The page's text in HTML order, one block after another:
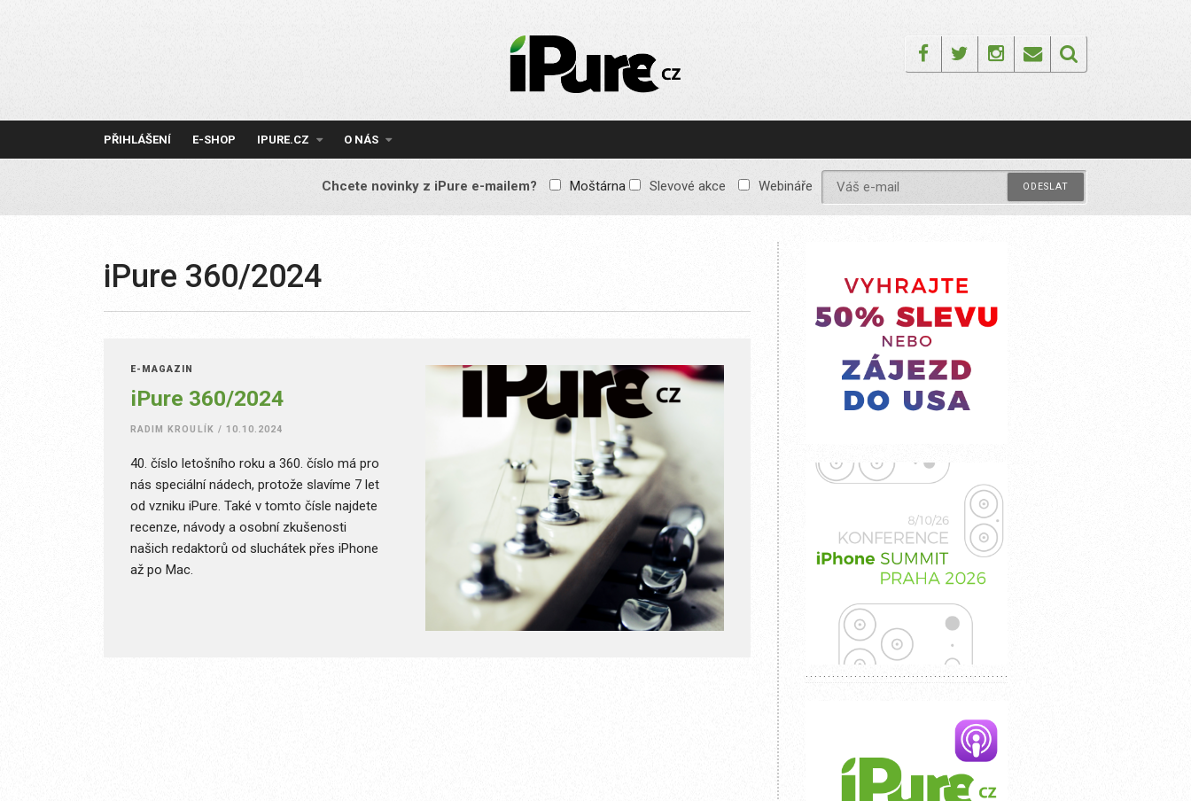
IPURE.CZ
Prémiový Apple e-
reklamy, žádné
obsah pro všechny
FacebookTwitterInstagram
Email
PŘIHLÁŠENÍ E-SHOP IPURE.CZ O NÁS
Chcete novinky z iPure e-mailem? Moštárna Slevové akce Webináře
iPure 360/2024
E-MAGAZÍN
iPure 360/2024
RADIM KROULÍK / 10.10.2024
40. číslo letošního roku a 360. číslo má pro
nás speciální nádech, protože slavíme 7 let
od vzniku iPure. Také v tomto čísle najdete
recenze, návody a osobní zkušenosti
našich redaktorů od sluchátek přes iPhone
až po Mac.